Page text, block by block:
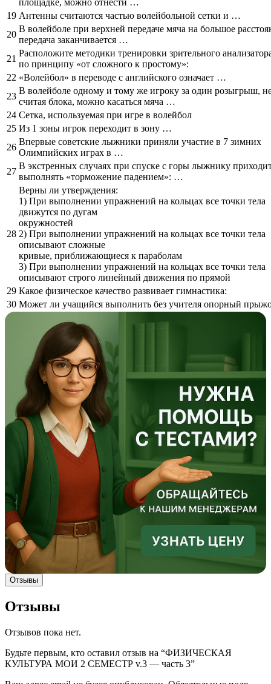
площадке, можно отнести …
19 Антенны считаются частью волейбольной сетки и …
20
В волейболе при верхней передаче мяча на большое
передача заканчивается …
21
Расположите методики тренировки зрительного
по принципу «от сложного к простому»:
22 «Волейбол» в переводе с английского означает …
23
В волейболе одному и тому же игроку за один розыгрыш,
считая блока, можно касаться мяча …
24 Сетка, используемая при игре в волейбол
25 Из 1 зоны игрок переходит в зону …
26
Впервые советские лыжники приняли участие в 7 зимних
Олимпийских играх в …
27
В экстренных случаях при спуске с горы лыжнику
выполнять «торможение падением»: …
28
Верны ли утверждения:
1) При выполнении упражнений на кольцах все точки тела
движутся по дугам
окружностей
2) При выполнении упражнений на кольцах все точки тела
описывают сложные
кривые, приближающиеся к параболам
3) При выполнении упражнений на кольцах все точки тела
описывают строго линейный движения по прямой
29 Какое физическое качество развивает гимнастика:
30 Может ли учащийся выполнить без учителя опорный
Отзывы
Отзывы
Отзывов пока нет.
Будьте первым, кто оставил отзыв на “ФИЗИЧЕСКАЯ
КУЛЬТУРА МОИ 2 СЕМЕСТР v.3 — часть 3”